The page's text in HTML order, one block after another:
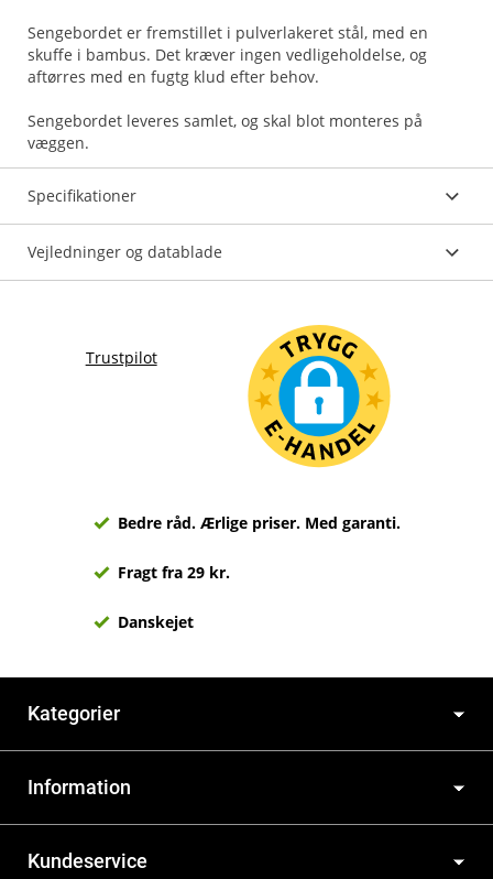
Sengebordet er fremstillet i pulverlakeret stål, med en
skuffe i bambus. Det kræver ingen vedligeholdelse, og
aftørres med en fugtg klud efter behov.
Sengebordet leveres samlet, og skal blot monteres på
væggen.
Specifikationer
Vejledninger og datablade
Trustpilot
Bedre råd. Ærlige priser. Med garanti.
Fragt fra 29 kr.
Danskejet
Kategorier
Information
Kundeservice